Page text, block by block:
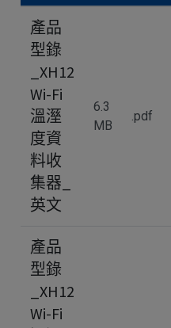
產品
型錄
_XH12
Wi-Fi
溫溼
度資
料收
集器_
英文
6.3
MB
.pdf
產品
型錄
_XH12
Wi-Fi